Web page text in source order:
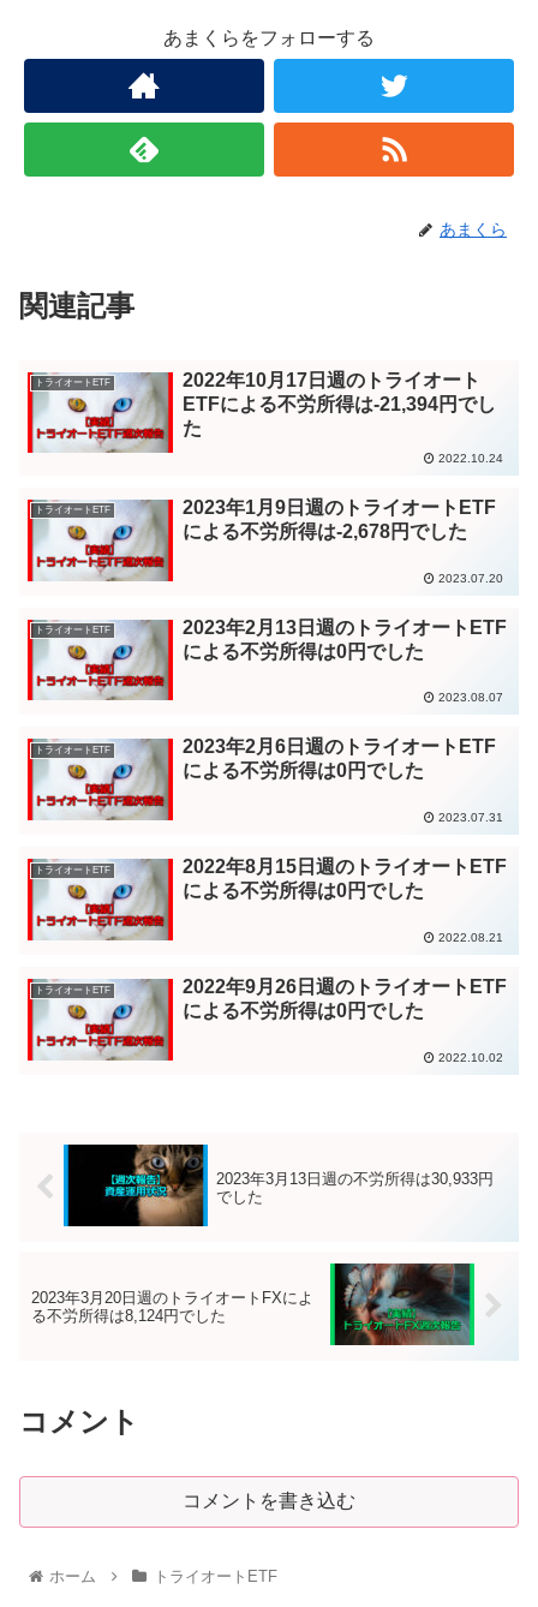
あまくらをフォローする
あまくら
関連記事
トライオートETF
2022年10月17日週のトライオート
ETFによる不労所得は-21,394円でし
た
2022.10.24
トライオートETF
2023年1月9日週のトライオートETF
による不労所得は-2,678円でした
2023.07.20
トライオートETF
2023年2月13日週のトライオートETF
による不労所得は0円でした
2023.08.07
トライオートETF
2023年2月6日週のトライオートETF
による不労所得は0円でした
2023.07.31
トライオートETF
2022年8月15日週のトライオートETF
による不労所得は0円でした
2022.08.21
トライオートETF
2022年9月26日週のトライオートETF
による不労所得は0円でした
2022.10.02
2023年3月13日週の不労所得は30,933円
でした
2023年3月20日週のトライオートFXによ
る不労所得は8,124円でした
コメント
コメントを書き込む
ホーム トライオートETF